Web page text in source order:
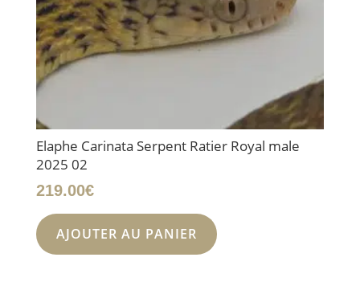
Elaphe Carinata Serpent Ratier Royal male
2025 02
219.00€
AJOUTER AU PANIER